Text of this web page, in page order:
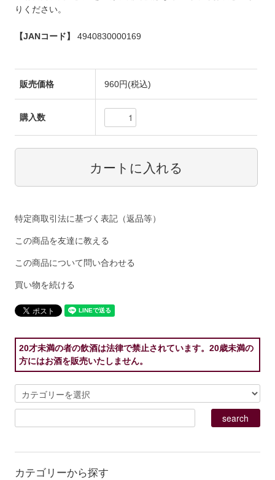
りください。
【JANコード】 4940830000169
販売価格 960円(税込)
購入数
特定商取引法に基づく表記（返品等）
この商品を友達に教える
この商品について問い合わせる
買い物を続ける
20才未満の者の飲酒は法律で禁止されています。20歳未満の
方にはお酒を販売いたしません。
カテゴリーから探す